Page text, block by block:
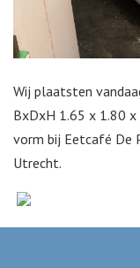
Wij plaatsten
BxDxH 1.65 x 1.80 x
vorm bij Eetcafé De
Utrecht.